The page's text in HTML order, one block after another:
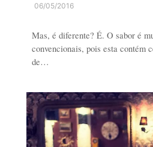
06/05/2016
Mas, é diferente? É. O sabor é
convencionais, pois esta contém
de…